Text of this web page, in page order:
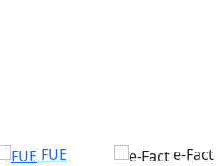
FUE e-Fact